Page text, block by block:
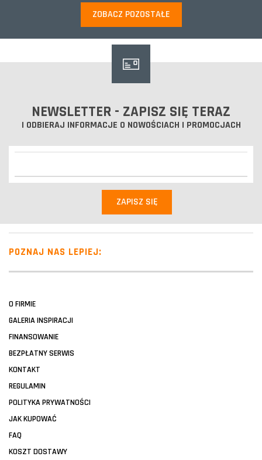
ZOBACZ POZOSTAŁE
NEWSLETTER - ZAPISZ SIĘ TERAZ
I ODBIERAJ INFORMACJE O NOWOŚCIACH I PROMOCJACH
POZNAJ NAS LEPIEJ:
O FIRMIE
GALERIA INSPIRACJI
FINANSOWANIE
BEZPŁATNY SERWIS
KONTAKT
REGULAMIN
POLITYKA PRYWATNOŚCI
JAK KUPOWAĆ
FAQ
KOSZT DOSTAWY